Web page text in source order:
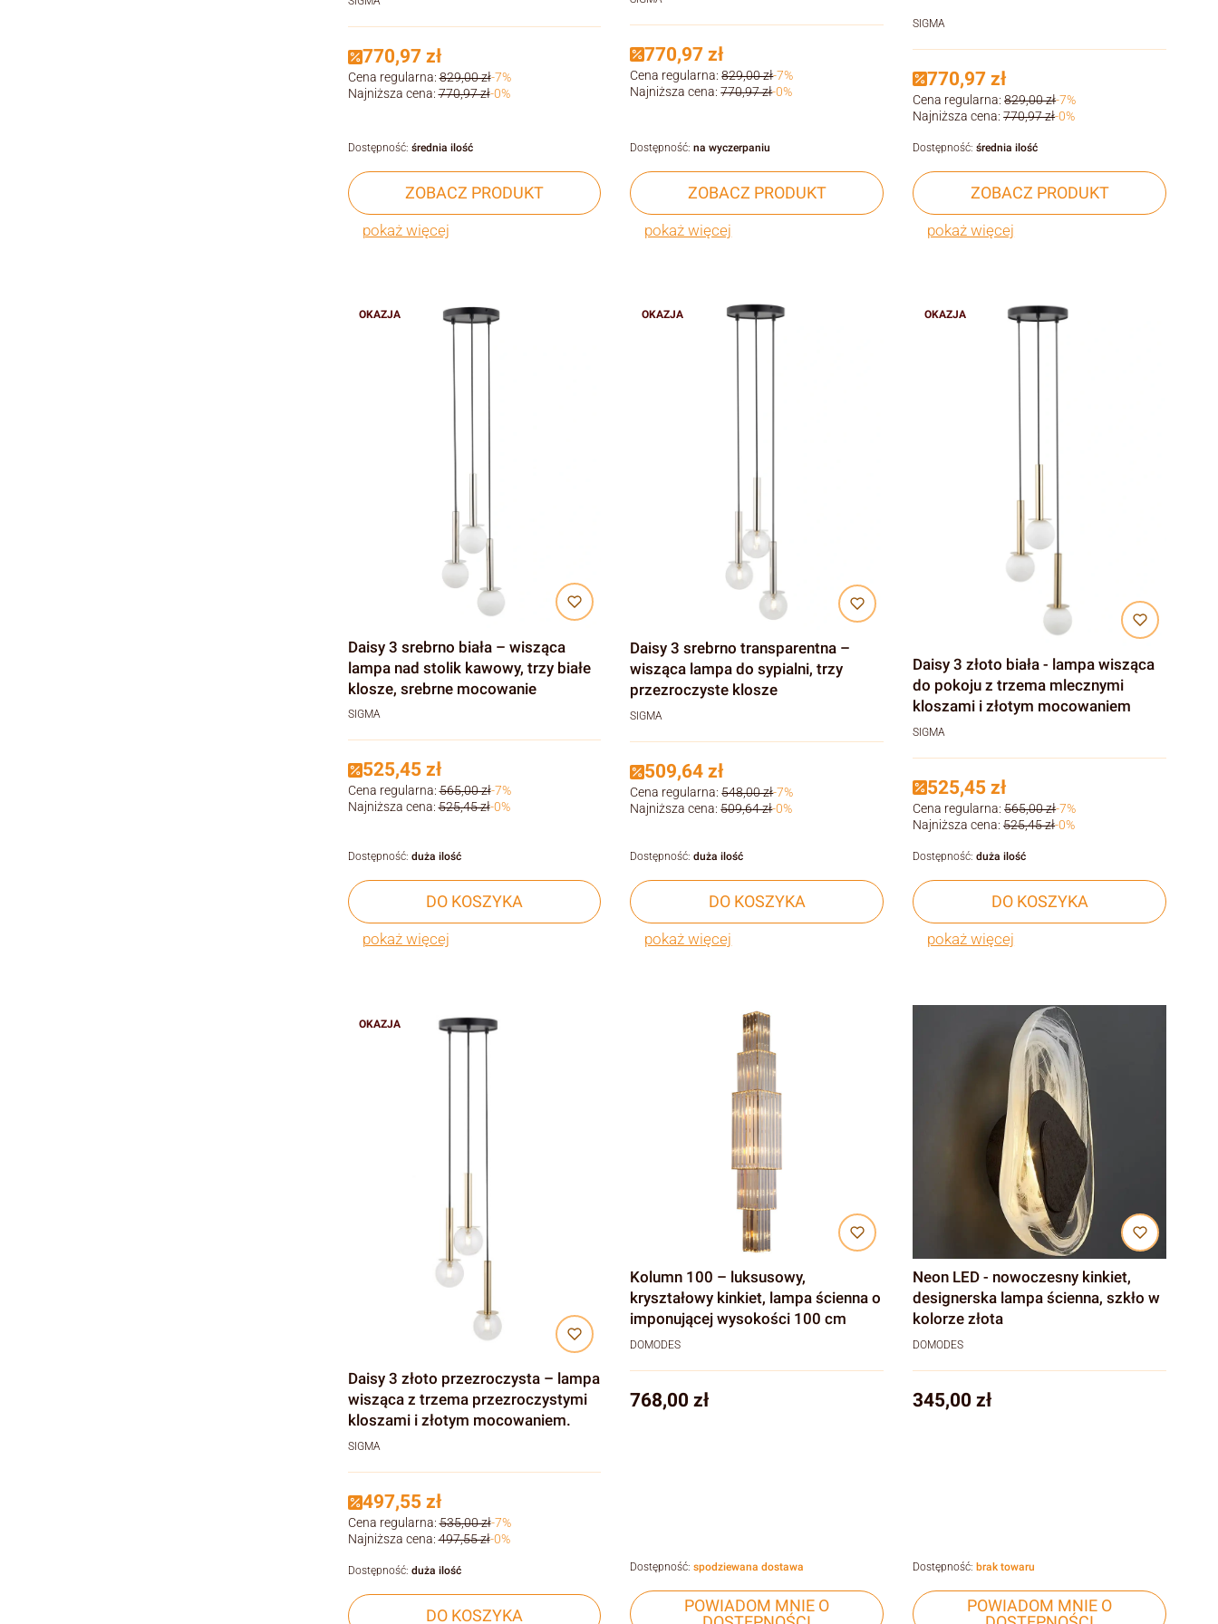
770,97 zł
Cena regularna: 829,00 zł-7%
Najniższa cena: 770,97 zł-0%
ZOBACZ PRODUKT
Dostępność: średnia ilość
pokaż więcej
770,97 zł
Cena regularna: 829,00 zł-7%
Najniższa cena: 770,97 zł-0%
ZOBACZ PRODUKT
Dostępność:na wyczerpaniu
pokaż więcej
SIGMA
770,97 zł
Cena regularna: 829,00 zł-7%
Najniższa cena: 770,97 zł-0%
ZOBACZ PRODUKT
Dostępność:średnia ilość
pokaż więcej
OKAZJA
Daisy 3 srebrno biała – wisząca
lampa nad stolik kawowy, trzy białe
klosze, srebrne mocowanie
SIGMA
525,45 zł
Cena regularna: 565,00 zł-7%
Najniższa cena: 525,45 zł-0%
DO KOSZYKA
Dostępność: duża ilość
pokaż więcej
OKAZJA
Daisy 3 srebrno transparentna –
wisząca lampa do sypialni, trzy
przezroczyste klosze
SIGMA
509,64 zł
Cena regularna: 548,00 zł-7%
Najniższa cena: 509,64 zł-0%
DO KOSZYKA
Dostępność:duża ilość
pokaż więcej
OKAZJA
Daisy 3 złoto biała - lampa wisząca
do pokoju z trzema mlecznymi
kloszami i złotym mocowaniem
SIGMA
525,45 zł
Cena regularna: 565,00 zł-7%
Najniższa cena: 525,45 zł-0%
DO KOSZYKA
Dostępność:duża ilość
pokaż więcej
OKAZJA
Daisy 3 złoto przezroczysta – lampa
wisząca z trzema przezroczystymi
kloszami i złotym mocowaniem.
SIGMA
497,55 zł
Cena regularna: 535,00 zł-7%
Najniższa cena: 497,55 zł-0%
DO KOSZYKA
Dostępność: duża ilość
Kolumn 100 – luksusowy,
kryształowy kinkiet, lampa ścienna o
imponującej wysokości 100 cm
DOMODES
Cena
768,00 zł
POWIADOM MNIE O
Dostępność:spodziewana dostawa
Neon LED - nowoczesny kinkiet,
designerska lampa ścienna, szkło w
kolorze złota
DOMODES
Cena
345,00 zł
POWIADOM MNIE O
Dostępność: brak towaru